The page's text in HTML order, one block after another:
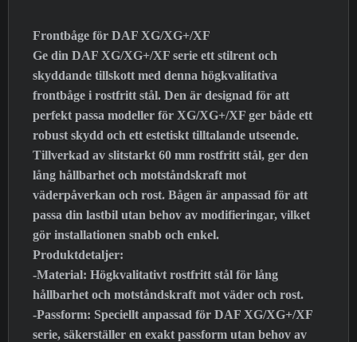
Frontbåge för DAF XG/XG+/XF
Ge din DAF XG/XG+/XF serie ett stilrent och
skyddande tillskott med denna högkvalitativa
frontbåge i rostfritt stål. Den är designad för att
perfekt passa modeller för XG/XG+/XF ger både ett
robust skydd och ett estetiskt tilltalande utseende.
Tillverkad av slitstarkt 60 mm rostfritt stål, ger den
lång hållbarhet och motståndskraft mot
väderpåverkan och rost. Bågen är anpassad för att
passa din lastbil utan behov av modifieringar, vilket
gör installationen snabb och enkel.
Produktdetaljer:
-Material: Högkvalitativt rostfritt stål för lång
hållbarhet och motståndskraft mot väder och rost.
-Passform: Speciellt anpassad för DAF XG/XG+/XF
serie, säkerställer en exakt passform utan behov av